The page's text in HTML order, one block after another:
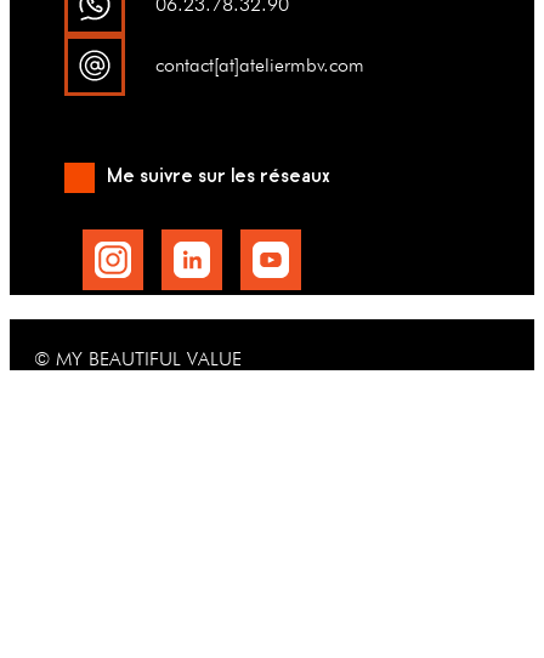
contact[at]ateliermbv.com
Me suivre sur les réseaux
© MY BEAUTIFUL VALUE